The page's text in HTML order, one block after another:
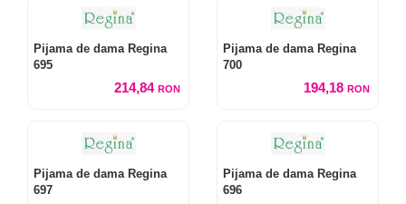
Pijama de dama Regina
695
214,84 RON
Pijama de dama Regina
700
194,18 RON
Pijama de dama Regina
697
Pijama de dama Regina
696